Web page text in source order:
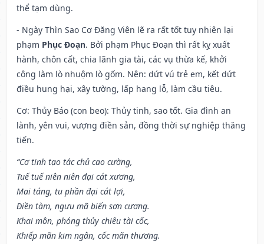
thể tạm dùng.
- Ngày Thìn Sao Cơ Đăng Viên lẽ ra rất tốt tuy nhiên lại
phạm Phục Đoạn. Bởi phạm Phục Đoạn thì rất kỵ xuất
hành, chôn cất, chia lãnh gia tài, các vụ thừa kế, khởi
công làm lò nhuộm lò gốm. Nên: dứt vú trẻ em, kết dứt
điều hung hại, xây tường, lấp hang lỗ, làm cầu tiêu.
Cơ: Thủy Báo (con beo): Thủy tinh, sao tốt. Gia đình an
lành, yên vui, vượng điền sản, đồng thời sự nghiệp thăng
tiến.
“Cơ tinh tạo tác chủ cao cường,
Tuế tuế niên niên đại cát xương,
Mai táng, tu phần đại cát lợi,
Điền tàm, ngưu mã biến sơn cương.
Khai môn, phóng thủy chiêu tài cốc,
Khiếp mãn kim ngân, cốc mãn thương.